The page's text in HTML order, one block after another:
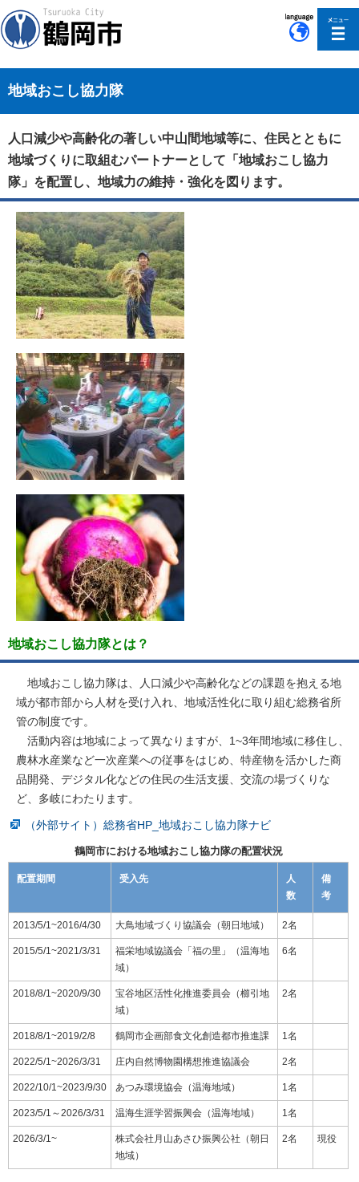
地域おこし協力隊
人口減少や高齢化の著しい中山間地域等に、住民とともに
地域づくりに取組むパートナーとして「地域おこし協力
隊」を配置し、地域力の維持・強化を図ります。
地域おこし協力隊とは？
地域おこし協力隊は、人口減少や高齢化などの課題を抱える地
域が都市部から人材を受け入れ、地域活性化に取り組む総務省所
管の制度です。
活動内容は地域によって異なりますが、1~3年間地域に移住し、
農林水産業など一次産業への従事をはじめ、特産物を活かした商
品開発、デジタル化などの住民の生活支援、交流の場づくりな
ど、多岐にわたります。
（外部サイト）総務省HP_地域おこし協力隊ナビ
鶴岡市における地域おこし協力隊の配置状況
配置期間 受入先
人
数
備
考
2013/5/1~2016/4/30 大鳥地域づくり協議会（朝日地域） 2名
2015/5/1~2021/3/31
福栄地域協議会「福の里」（温海地
域）
6名
2018/8/1~2020/9/30
宝谷地区活性化推進委員会（櫛引地
域）
2名
2018/8/1~2019/2/8 鶴岡市企画部食文化創造都市推進課 1名
2022/5/1~2026/3/31 庄内自然博物園構想推進協議会 2名
2022/10/1~2023/9/30 あつみ環境協会（温海地域） 1名
2023/5/1～2026/3/31 温海生涯学習振興会（温海地域） 1名
2026/3/1~
株式会社月山あさひ振興公社（朝日
地域）
2名 現役